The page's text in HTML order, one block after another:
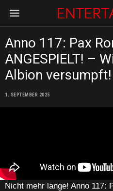
Anno 117: Pax
ANGESPIELT! –
Albion versumpft!
1. SEPTEMBER 2025
Nicht mehr lange! Anno 117: